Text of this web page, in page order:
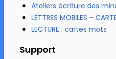
Ateliers écriture des
LETTRES MOBILES –
LECTURE : cartes mots
Support